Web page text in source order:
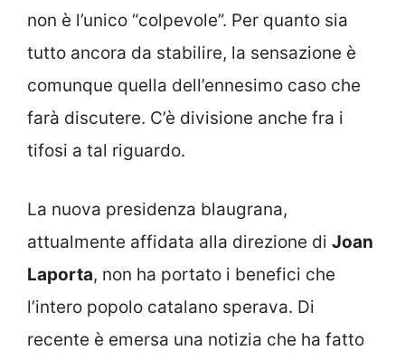
non è l’unico “colpevole”. Per quanto sia
tutto ancora da stabilire, la sensazione è
comunque quella dell’ennesimo caso che
farà discutere. C’è divisione anche fra i
tifosi a tal riguardo.
La nuova presidenza blaugrana,
attualmente affidata alla direzione di Joan
Laporta, non ha portato i benefici che
l’intero popolo catalano sperava. Di
recente è emersa una notizia che ha fatto